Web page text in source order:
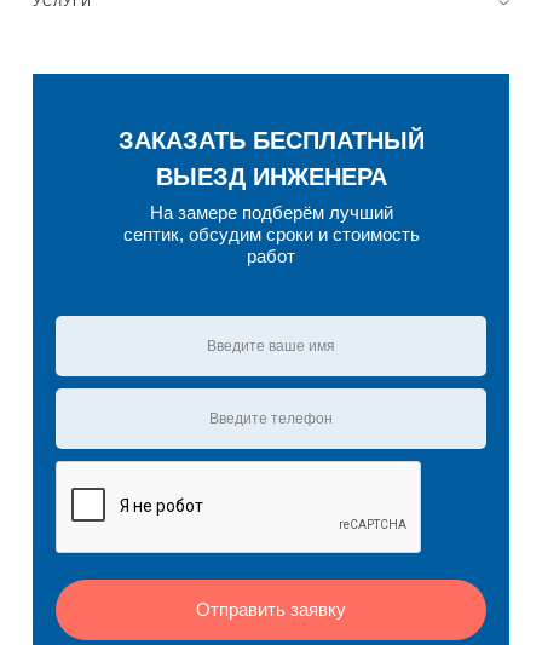
ЗАКАЗАТЬ БЕСПЛАТНЫЙ
ВЫЕЗД ИНЖЕНЕРА
На замере подберём лучший
септик, обсудим сроки и стоимость
работ
Отправить заявку